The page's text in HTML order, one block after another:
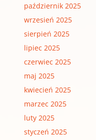
październik 2025
wrzesień 2025
sierpień 2025
lipiec 2025
czerwiec 2025
maj 2025
kwiecień 2025
marzec 2025
luty 2025
styczeń 2025